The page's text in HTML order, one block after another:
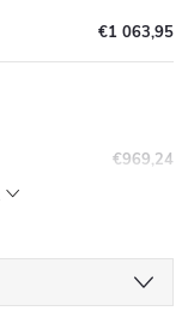
€1 063,95
€969,24